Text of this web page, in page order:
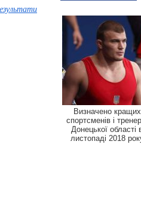
Визначено кращих
спортсменів і
Донецької області
листопаді 2018